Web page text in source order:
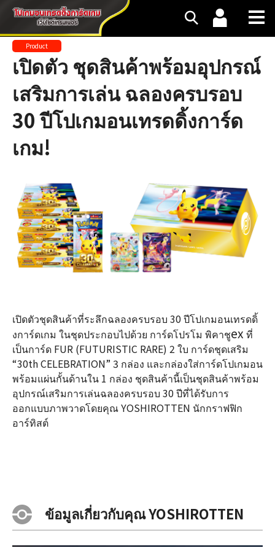
Product
เปิดตัว ชุดสินค้าพร้อมอุปกรณ์
เสริมการเล่น ฉลองครบรอบ
30 ปีโปเกมอนเทรดดิ้งการ์ด
เกม!
เปิดตัวชุดสินค้าที่ระลึกฉลองครบรอบ 30 ปีโปเกมอนเทรดดิ้
งการ์ดเกม ในชุดประกอบไปด้วย การ์ดโปรโม พิคาชูex ที่
เป็นการ์ด FUR (FUTURISTIC RARE) 2 ใบ การ์ดชุดเสริม
“30th CELEBRATION” 3 กล่อง และกล่องใส่การ์ดโปเกมอน
พร้อมแผ่นกั้นด้านใน 1 กล่อง ชุดสินค้านี้เป็นชุดสินค้าพร้อม
อุปกรณ์เสริมการเล่นฉลองครบรอบ 30 ปีที่ได้รับการ
ออกแบบภาพวาดโดยคุณ YOSHIROTTEN นักกราฟฟิก
อาร์ทิสต์
ข้อมูลเกี่ยวกับคุณ YOSHIROTTEN